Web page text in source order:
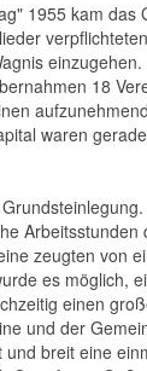
1955 kam das
18
waren
Arbeitsstunden
zeugten von
es möglich,
einen
und der
breit eine